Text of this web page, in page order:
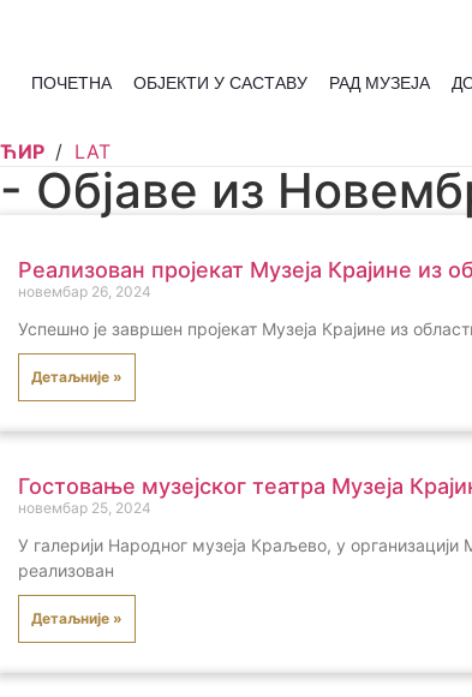
contentПОЧЕТНА ОБЈЕКТИ У САСТАВУ РАД МУЗЕЈА
ЋИР / LAT
- Објаве из
Реализован пројекат Музеја Крајине из
новембар 26, 2024
Успешно је завршен пројекат Музеја Крајине из
Детаљније »
Гостовање музејског театра Музеја
новембар 25, 2024
У галерији Народног музеја Краљево, у
реализован
Детаљније »